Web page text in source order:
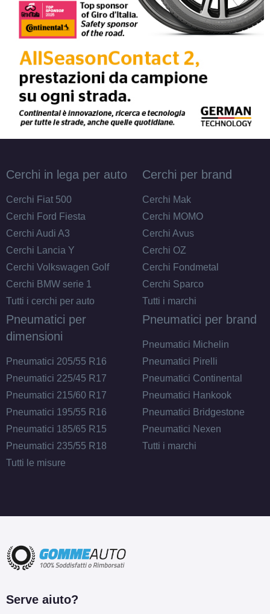
Cerchi in lega per auto
Cerchi Fiat 500
Cerchi Ford Fiesta
Cerchi Audi A3
Cerchi Lancia Y
Cerchi Volkswagen Golf
Cerchi BMW serie 1
Tutti i cerchi per auto
Cerchi per brand
Cerchi Mak
Cerchi MOMO
Cerchi Avus
Cerchi OZ
Cerchi Fondmetal
Cerchi Sparco
Tutti i marchi
Pneumatici per
dimensioni
Pneumatici 205/55 R16
Pneumatici 225/45 R17
Pneumatici 215/60 R17
Pneumatici 195/55 R16
Pneumatici 185/65 R15
Pneumatici 235/55 R18
Tutti le misure
Pneumatici per brand
Pneumatici Michelin
Pneumatici Pirelli
Pneumatici Continental
Pneumatici Hankook
Pneumatici Bridgestone
Pneumatici Nexen
Tutti i marchi
Serve aiuto?